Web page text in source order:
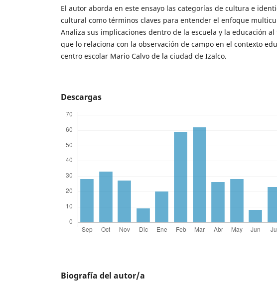
El autor aborda en este ensayo las categorías de cultura e
cultural como términos claves para entender el enfoque
Analiza sus implicaciones dentro de la escuela y la educación
que lo relaciona con la observación de campo en el contexto
centro escolar Mario Calvo de la ciudad de Izalco.
Descargas
Biografía del autor/a